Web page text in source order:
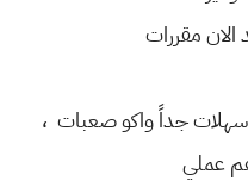
الان مقررات
اكو بيهم سهلات جداً واكو صعبات ،
عملي